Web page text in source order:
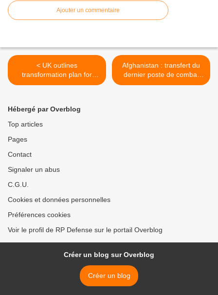
Ajouter un commentaire
< UK outlines
transformation plan for
defence procurement body
Afghanistan : transfert du
dernier poste de combat
avancé du district de Surobi
Hébergé par Overblog
Top articles
Pages
Contact
Signaler un abus
C.G.U.
Cookies et données personnelles
Préférences cookies
Voir le profil de RP Defense sur le portail Overblog
Créer un blog sur Overblog
Créer un blog